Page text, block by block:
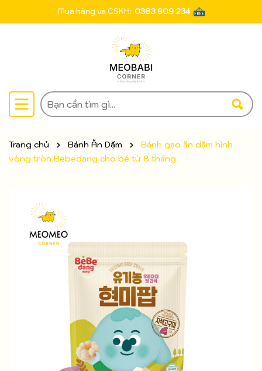
Mua hàng và CSKH: 0383 909 234
Trang chủ Bánh Ăn Dặm
Bánh gạo ăn dặm hình
vòng tròn Bebedang cho bé từ 8 tháng